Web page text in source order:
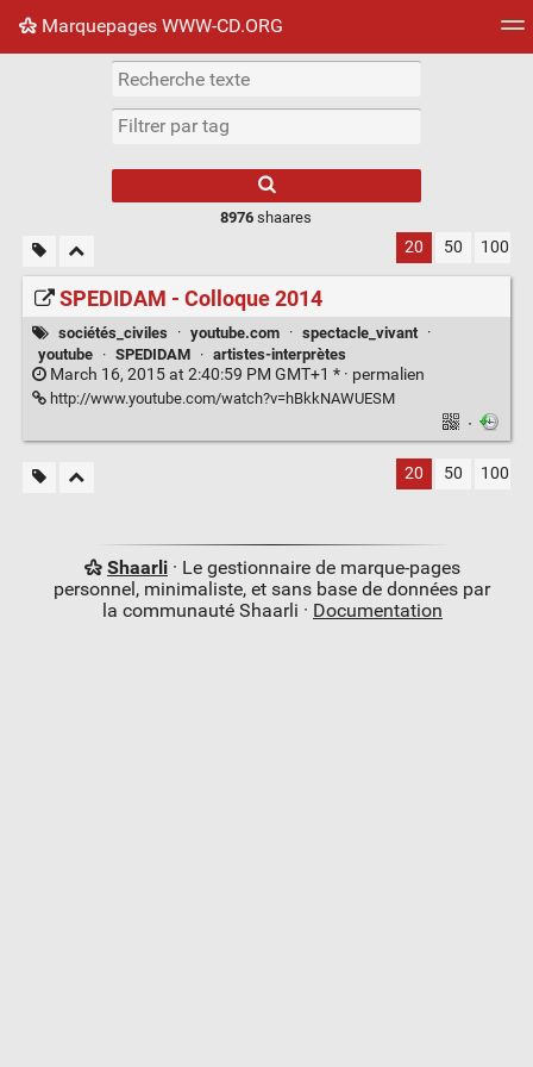
Marquepages WWW-CD.ORG
Nuage de tags Mur d'images
8976 shaares
20 50 100
SPEDIDAM - Colloque 2014
sociétés_civiles · youtube.com · spectacle_vivant ·
youtube
· SPEDIDAM · artistes-interprètes
March 16, 2015 at 2:40:59 PM GMT+1 * · permalien
http://www.youtube.com/watch?v=hBkkNAWUESM
·
20 50 100
Shaarli· Le gestionnaire de marque-pages
personnel, minimaliste, et sans base de données par
la communauté Shaarli · Documentation